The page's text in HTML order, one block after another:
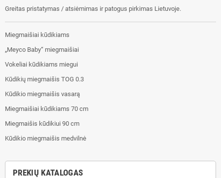
PREKIŲ KATALOGAS
Greitas pristatymas / atsiėmimas ir patogus pirkimas Lietuvoje.
Miegmaišiai kūdikiams
„Meyco Baby“ miegmaišiai
Vokeliai kūdikiams miegui
Kūdikių miegmaišis TOG 0.3
Kūdikio miegmaišis vasarą
Miegmaišiai kūdikiams 70 cm
Miegmaišis kūdikiui 90 cm
Kūdikio miegmaišis medvilnė